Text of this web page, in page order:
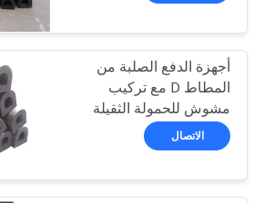
مصدات مملوءة
بالرغوة
31
أجهزة الدفع الصلبة من
المطاط D مع تركيب
مشوش للحمولة الثقيلة
الاتصال